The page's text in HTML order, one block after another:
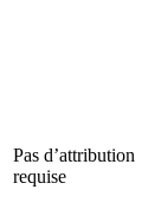
Pas d’attribution
requise